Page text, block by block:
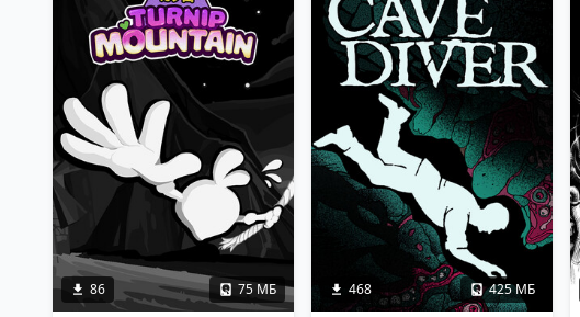
86 75 МБ 468 425 МБ